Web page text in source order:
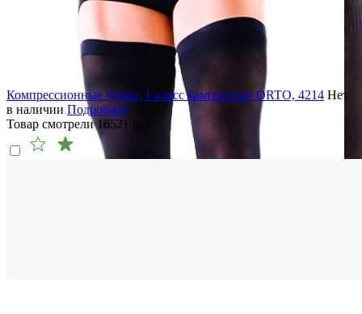
Компрессионные чулки, 1 класс компрессии ORTO, 4214 Нет
в наличии Подробнее
Товар смотрели16521